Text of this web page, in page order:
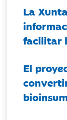
La
facilitar
El